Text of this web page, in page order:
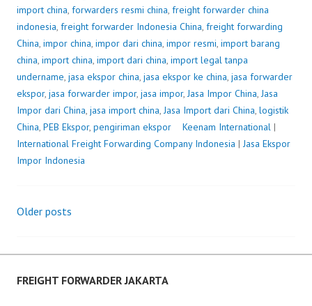
import china, forwarders resmi china, freight forwarder china
indonesia, freight forwarder Indonesia China, freight forwarding
China, impor china, impor dari china, impor resmi, import barang
china, import china, import dari china, import legal tanpa
undername, jasa ekspor china, jasa ekspor ke china, jasa forwarder
ekspor, jasa forwarder impor, jasa impor,Jasa Impor China,Jasa
Impor dari China, jasa import china,Jasa Import dari China, logistik
China, PEB Ekspor, pengiriman ekspor
P
o
Keenam International |
International Freight Forwarding Company Indonesia |Jasa Ekspor
Impor Indonesia
Posts
navigation
Older posts
FREIGHT FORWARDER JAKARTA